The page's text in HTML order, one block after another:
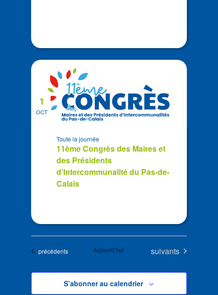
OCT
1
11ème Congrès des Maires et
des Présidents
d’Intercommunalité du Pas-de-
Calais
Toute la journée
Évènements
précédents Aujourd’hui Évènements
suivants
S’abonner au calendrier